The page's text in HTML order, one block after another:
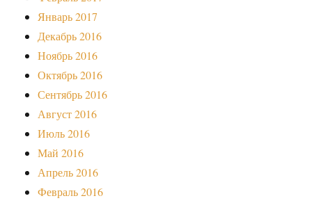
Январь 2017
Декабрь 2016
Ноябрь 2016
Октябрь 2016
Сентябрь 2016
Август 2016
Июль 2016
Май 2016
Апрель 2016
Февраль 2016